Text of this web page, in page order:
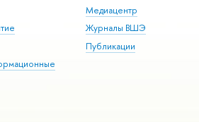
Медиацентр
Журналы ВШЭ
Публикации